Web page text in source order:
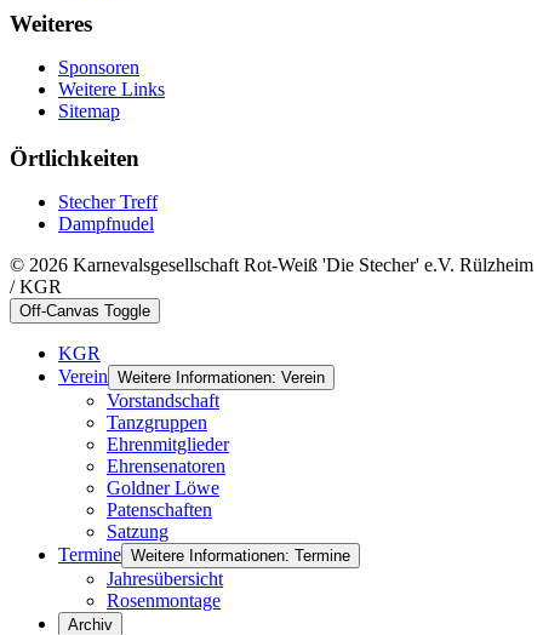
Weiteres
Sponsoren
Weitere Links
Sitemap
Örtlichkeiten
Stecher Treff
Dampfnudel
© 2026 Karnevalsgesellschaft Rot-Weiß 'Die Stecher' e.V. Rülzheim
/ KGR
Off-Canvas Toggle
KGR
Verein Weitere Informationen: Verein
Vorstandschaft
Tanzgruppen
Ehrenmitglieder
Ehrensenatoren
Goldner Löwe
Patenschaften
Satzung
Termine Weitere Informationen: Termine
Jahresübersicht
Rosenmontage
Archiv